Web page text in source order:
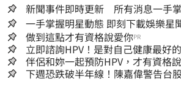
新聞事件即時更新 所有消息一手掌
一手掌握明星動態 即刻下載娛
做到這點才有資格說愛你PR
立即諮詢HPV！是對自己健康最好
嫌晚！
伴侶和妳一起預防HPV，才有資格
下週恐跌破半年線！陳嘉偉警告台